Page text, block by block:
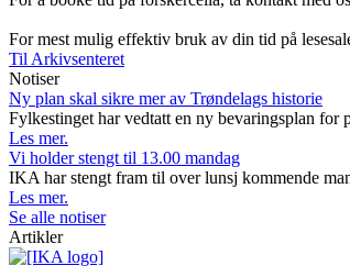
For mest mulig effektiv bruk av din tid på
Til Arkivsenteret
Notiser
Ny plan skal sikre mer av Trøndelags historie
Fylkestinget har vedtatt en ny bevaringsplan
Les mer.
Vi holder stengt til 13.00 mandag
IKA har stengt fram til over lunsj kommende
Les mer.
Se alle notiser
Artikler